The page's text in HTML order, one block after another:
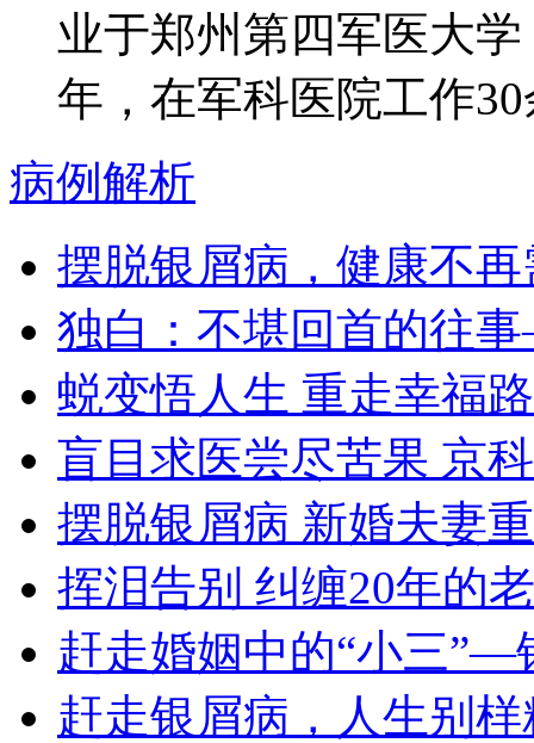
业于郑州第四军医大
年，在军科医院工作
病例解析
摆脱银屑病，健康不
独白：不堪回首的往
蜕变悟人生 重走幸福路
盲目求医尝尽苦果 京
摆脱银屑病 新婚夫妻
挥泪告别 纠缠20年的
赶走婚姻中的“小三”—
赶走银屑病，人生别